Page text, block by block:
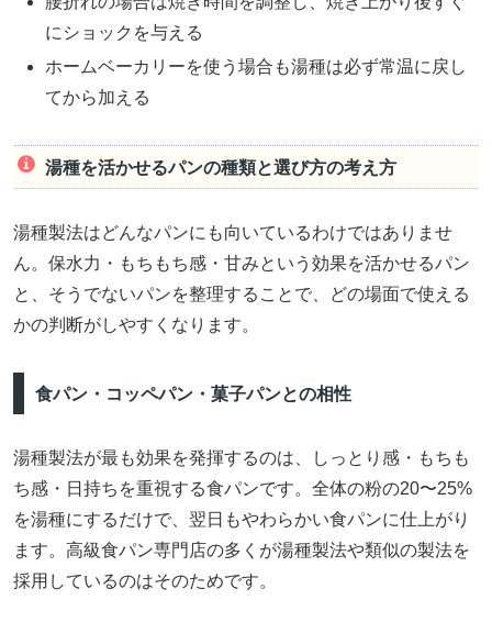
にショックを与える
ホームベーカリーを使う場合も湯種は必ず常温に戻し
てから加える
湯種を活かせるパンの種類と選び方の考え方
湯種製法はどんなパンにも向いているわけではありませ
ん。保水力・もちもち感・甘みという効果を活かせるパン
と、そうでないパンを整理することで、どの場面で使える
かの判断がしやすくなります。
食パン・コッペパン・菓子パンとの相性
湯種製法が最も効果を発揮するのは、しっとり感・もちも
ち感・日持ちを重視する食パンです。全体の粉の20〜25%
を湯種にするだけで、翌日もやわらかい食パンに仕上がり
ます。高級食パン専門店の多くが湯種製法や類似の製法を
採用しているのはそのためです。